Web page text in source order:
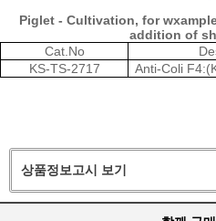
Piglet - Cultivation, for
addition of
Cat.No
KS-TS-2717
Anti-Coli
상품정보고시 보기